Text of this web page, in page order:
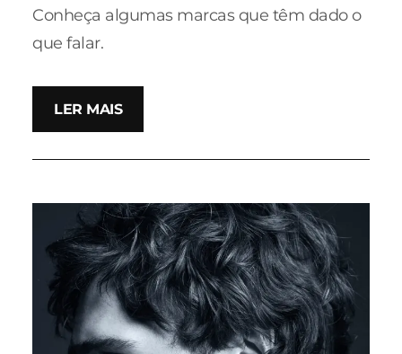
Conheça algumas marcas que têm dado o
que falar.
LER MAIS